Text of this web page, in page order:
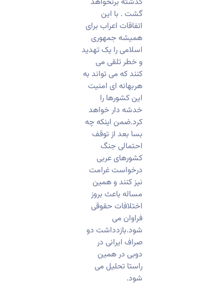
گشت . با این
اتفاقات اعراب برای
همیشه جمهوری
اسلامی را یک تهدید
و خطر تلقی می
کنند که می تواند به
هربهانه ای امنیت
این کشورها را
خدشه دار خواهد
کرد.ضمن اینکه چه
بسا بعد از توقف
احتمالی جنگ
کشورهای عربی
درخواست غرامت
نیز کنند و همین
مساله باعث بروز
اختلافات حقوقی
فراوان می
شود.بازدداشت دو
صراف ایرانی در
دوبی در همین
راستا تحلیل می
شود.